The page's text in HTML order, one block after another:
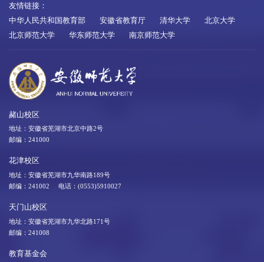
友情链接：
中华人民共和国教育部
安徽省教育厅 清华大学
北京大学
北京师范大学
华东师范大学 南京师范大学
赭山校区
地址：安徽省芜湖市北京中路2号
邮编：241000
花津校区
地址：安徽省芜湖市九华南路189号
邮编：241002 电话：(0553)5910027
天门山校区
地址：安徽省芜湖市九华北路171号
邮编：241008
教育基金会